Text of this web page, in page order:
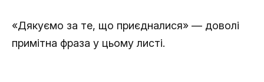
«Дякуємо за те, що приєдналися» — доволі
примітна фраза у цьому листі.